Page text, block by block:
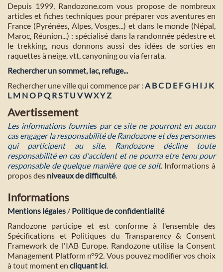
Depuis 1999, Randozone.com vous propose de nombreux
articles et fiches techniques pour préparer vos aventures en
France (Pyrénées, Alpes, Vosges...) et dans le monde (Népal,
Maroc, Réunion...) : spécialisé dans la randonnée pédestre et
le trekking, nous donnons aussi des idées de sorties en
raquettes à neige, vtt, canyoning ou via ferrata.
Rechercher un sommet, lac, refuge...
Rechercher une ville qui commence par : A BC D E FG H I J K
L M NO PQ RST U VWXYZ
Avertissement
Les informations fournies par ce site ne pourront en aucun
cas engager la responsabilité de Randozone et des personnes
qui participent au site. Randozone décline toute
responsabilité en cas d'accident et ne pourra etre tenu pour
responsable de quelque manière que ce soit. Informations à
propos des niveaux de difficulté.
Informations
Mentions légales / Politique de confidentialité
Randozone participe et est conforme à l'ensemble des
Spécifications et Politiques du Transparency & Consent
Framework de l'IAB Europe. Randozone utilise la Consent
Management Platform n°92. Vous pouvez modifier vos choix
à tout moment en cliquant ici.